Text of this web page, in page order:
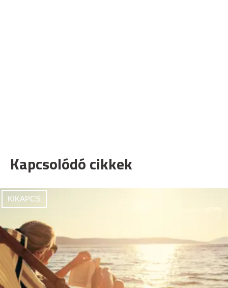
Kapcsolódó cikkek
KIKAPCS